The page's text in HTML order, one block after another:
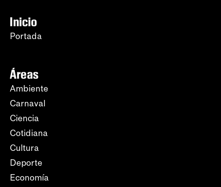
Inicio
Portada
Áreas
Ambiente
Carnaval
Ciencia
Cotidiana
Cultura
Deporte
Economía